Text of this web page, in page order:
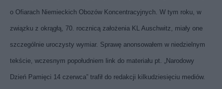
o Ofiarach Niemieckich Obozów Koncentracyjnych. W tym roku, w
związku z okrągłą, 70. rocznicą założenia KL Auschwitz, miały one
szczególnie uroczysty wymiar. Sprawę anonsowałem w niedzielnym
tekście, wczesnym popołudniem link do materiału pt. „Narodowy
Dzień Pamięci 14 czerwca” trafił do redakcji kilkudziesięciu mediów.